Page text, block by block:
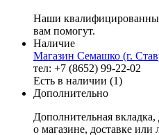
Наши
вам помогут.
Наличие
Магазин Семашко (г.
тел: +7 (8652) 99-22-02
Есть в наличии (1)
Дополнительно
Дополнительная
о магазине, доставке